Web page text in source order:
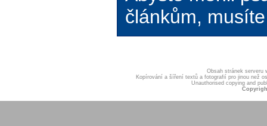
článkům,
Obsah stránek serveru
Kopírování a šíření textů a fotografií pro jinou než
Unauthorised copying and